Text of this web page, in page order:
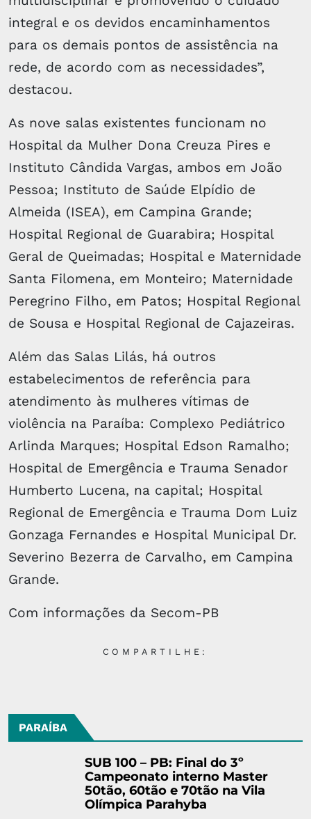
integral e os devidos encaminhamentos
para os demais pontos de assistência na
rede, de acordo com as necessidades”,
destacou.
As nove salas existentes funcionam no
Hospital da Mulher Dona Creuza Pires e
Instituto Cândida Vargas, ambos em João
Pessoa; Instituto de Saúde Elpídio de
Almeida (ISEA), em Campina Grande;
Hospital Regional de Guarabira; Hospital
Geral de Queimadas; Hospital e Maternidade
Santa Filomena, em Monteiro; Maternidade
Peregrino Filho, em Patos; Hospital Regional
de Sousa e Hospital Regional de Cajazeiras.
Além das Salas Lilás, há outros
estabelecimentos de referência para
atendimento às mulheres vítimas de
violência na Paraíba: Complexo Pediátrico
Arlinda Marques; Hospital Edson Ramalho;
Hospital de Emergência e Trauma Senador
Humberto Lucena, na capital; Hospital
Regional de Emergência e Trauma Dom Luiz
Gonzaga Fernandes e Hospital Municipal Dr.
Severino Bezerra de Carvalho, em Campina
Grande.
Com informações da Secom-PB
COMPARTILHE:
PARAÍBA
SUB 100 – PB: Final do 3º
Campeonato interno Master
50tão, 60tão e 70tão na Vila
Olímpica Parahyba